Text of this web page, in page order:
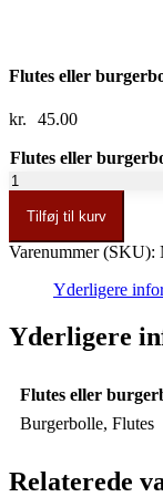
Flutes eller
kr. 45.00
Flutes eller
Nr.
æg
&
Tilføj til kurv
Varenummer (SKU):
Yderligere
Yderligere
Flutes eller
Burgerbolle, Flutes
Relaterede